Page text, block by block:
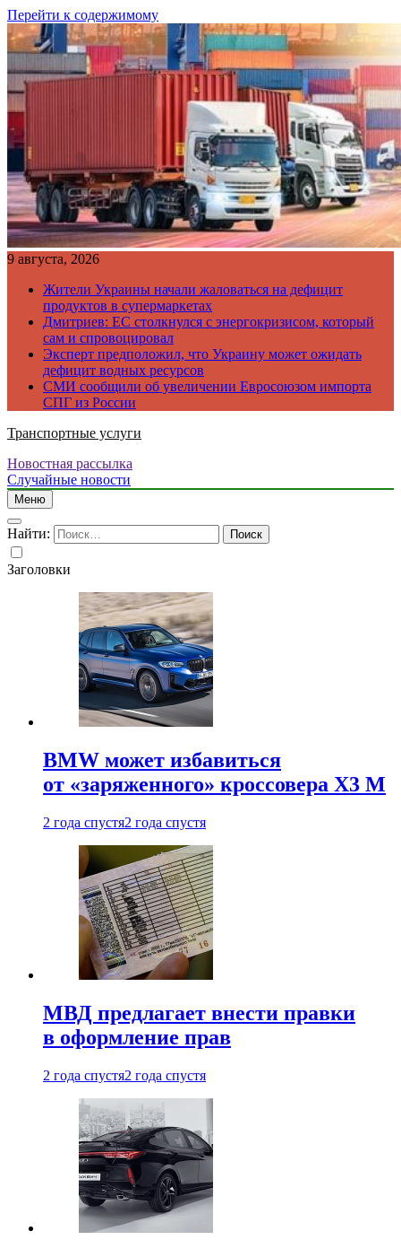
Перейти к содержимому
9 августа, 2026
Жители Украины начали жаловаться на дефицит
продуктов в супермаркетах
Дмитриев: ЕС столкнулся с энергокризисом, который
сам и спровоцировал
Эксперт предположил, что Украину может ожидать
дефицит водных ресурсов
СМИ сообщили об увеличении Евросоюзом импорта
СПГ из России
Транспортные услуги
Новостная рассылка
Случайные новости
Меню
Найти:
Заголовки
BMW может избавиться
от «заряженного» кроссовера X3 M
2 года спустя2 года спустя
МВД предлагает внести правки
в оформление прав
2 года спустя2 года спустя